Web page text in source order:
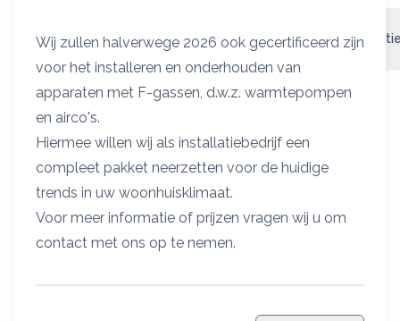
Wij zullen halverwege 2026 ook gecertificeerd zijn
voor het installeren en onderhouden van
apparaten met F-gassen, d.w.z. warmtepompen
en airco's.
Hiermee willen wij als installatiebedrijf een
compleet pakket neerzetten voor de huidige
trends in uw woonhuisklimaat.
Voor meer informatie of prijzen vragen wij u om
contact met ons op te nemen.
Ketel omschrijving Geschikte thermostaten
Ketel omschrijving
De Nefit 9700i representeert de volgende stap in
warmtecomfort. Het is de optimale basis voor het
efficiënt verwarmen van je woning. Het toestel kan
eenvoudig worden uitgebreid met een hybride
warmtepomp of zonneboiler en staat voor verwarming
concessies.
De Nefit 9700i is het ideale HR-toestel:snel